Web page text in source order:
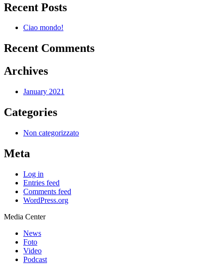
Recent Posts
Ciao mondo!
Recent Comments
Archives
January 2021
Categories
Non categorizzato
Meta
Log in
Entries feed
Comments feed
WordPress.org
Media Center
News
Foto
Video
Podcast